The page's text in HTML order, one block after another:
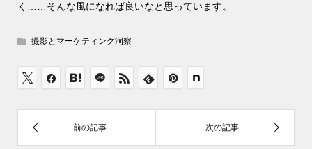
く……そんな風になれば良いなと思っています。
撮影とマーケティング洞察